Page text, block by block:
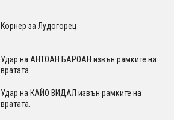
Корнер за Лудогорец.
Удар на АНТОАН БАРОАН извън рамките на
вратата.
Удар на КАЙО ВИДАЛ извън рамките на
вратата.